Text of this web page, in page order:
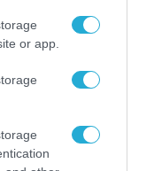
or app.